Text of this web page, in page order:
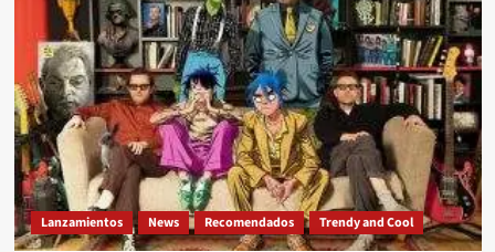
Lanzamientos News Recomendados Trendy and Cool